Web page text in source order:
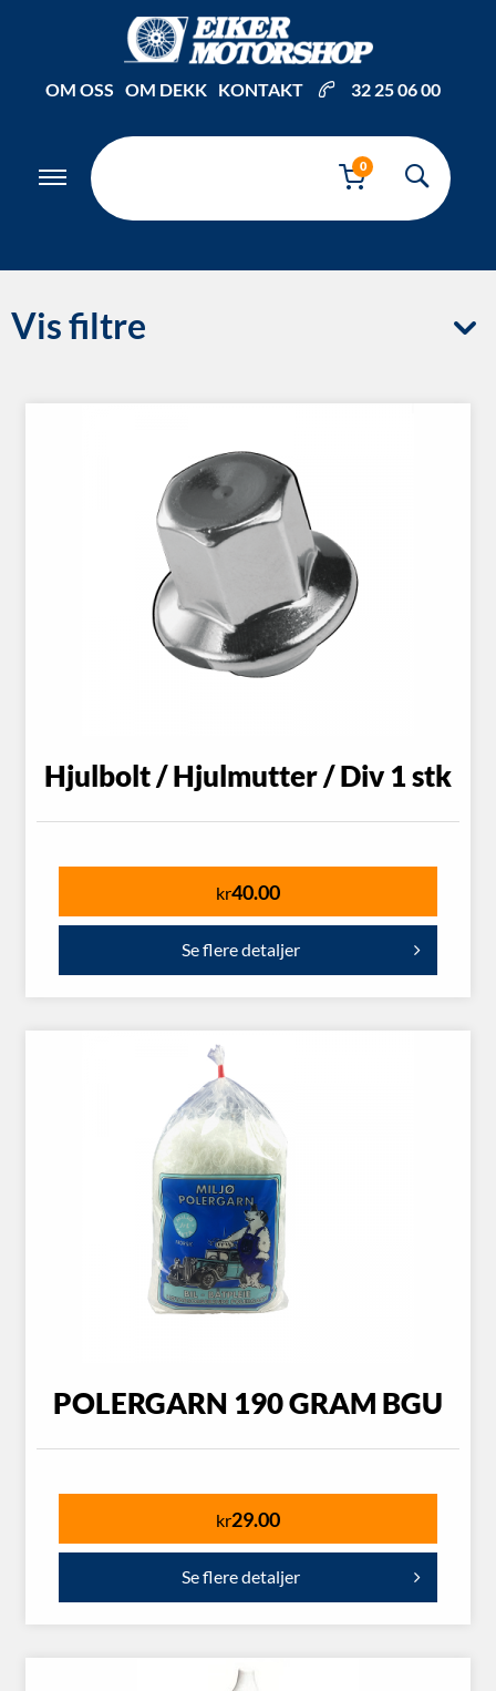
OM OSS OM DEKK KONTAKT 32 25 06 00
0
Vis filtre
Hjulbolt / Hjulmutter / Div 1 stk
kr40.00
Se flere detaljer
POLERGARN 190 GRAM BGU
kr29.00
Se flere detaljer